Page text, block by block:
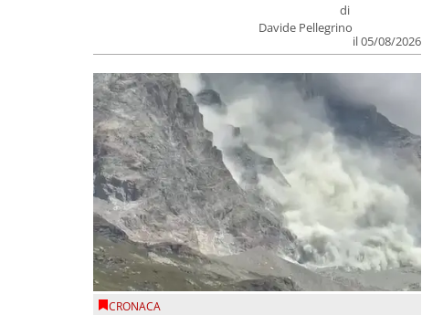
di
Davide Pellegrino
il 05/08/2026
CRONACA